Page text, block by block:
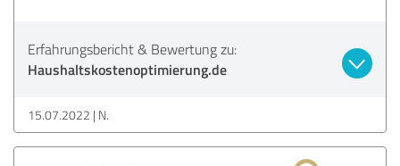
Erfahrungsbericht & Bewertung zu:
Haushaltskostenoptimierung.de
15.07.2022 N.